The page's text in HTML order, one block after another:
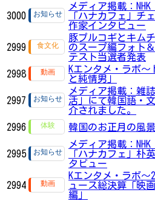
3000
メディア掲載：NHK
「ハナカフェ」チ
作家インタビュー
2999
豚プルコギとキム
のスープ編フォト
テスト当選者発表
2998
Kエンタメ・ラボ～
と純情男」
2997
メディア掲載：雑
活」にて韓国語・
介されました。
2996 韓国のお正月の風
2995
メディア掲載：NHK
「ハナカフェ」朴
タビュー
2994
Kエンタメ・ラボ～
ュース総決算「映
編」